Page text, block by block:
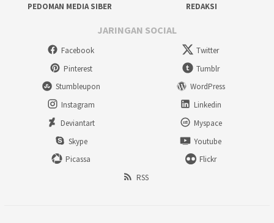
PEDOMAN MEDIA SIBER
REDAKSI
JARINGAN SOCIAL
Facebook
Twitter
Pinterest
Tumblr
Stumbleupon
WordPress
Instagram
Linkedin
Deviantart
Myspace
Skype
Youtube
Picassa
Flickr
RSS